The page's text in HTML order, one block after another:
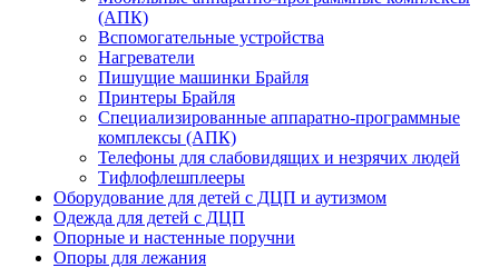
(АПК)
Вспомогательные устройства
Нагреватели
Пишущие машинки Брайля
Принтеры Брайля
Специализированные аппаратно-программные
комплексы (АПК)
Телефоны для слабовидящих и незрячих людей
Тифлофлешплееры
Оборудование для детей с ДЦП и аутизмом
Одежда для детей с ДЦП
Опорные и настенные поручни
Опоры для лежания